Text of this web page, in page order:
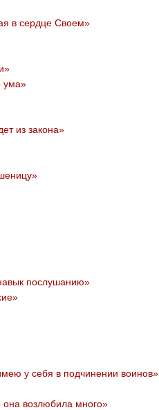
в сердце Своем»
ума»
из закона»
послушанию»
у себя в подчинении воинов»
она возлюбила много»